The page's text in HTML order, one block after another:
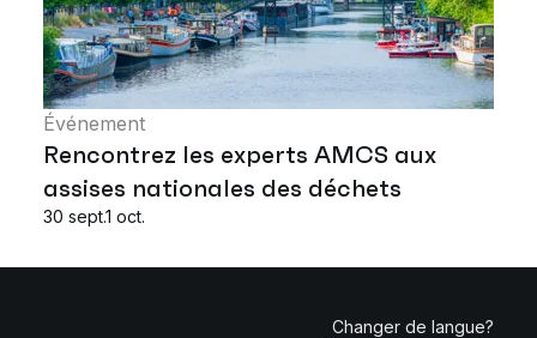
Événement
Rencontrez les experts AMCS aux
assises nationales des déchets
30 sept.1 oct.
Changer de langue?